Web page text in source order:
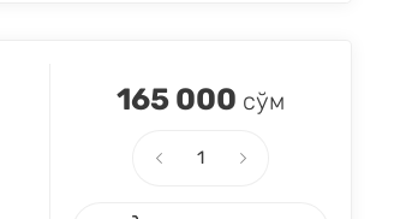
165 000 сўм